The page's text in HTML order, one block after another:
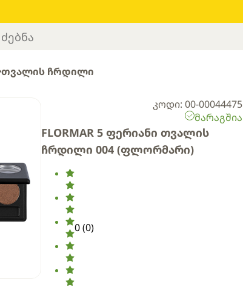
თვალის ჩრდილი
კოდი: 00-00044475
მარაგშია
FLORMAR 5 ფერიანი თვალის
ჩრდილი 004 (ფლორმარი)
0(0)